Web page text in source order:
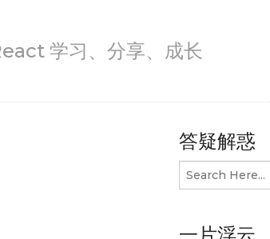
学习、分享、成长
答疑解惑